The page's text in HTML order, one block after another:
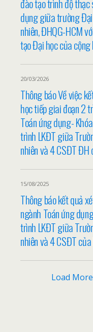
đào tạo trình độ
dụng giữa trường
nhiên, ĐHQG-HCM
tạo Đại học của
20/03/2026
Thông báo Về việc
học tiếp giai đoạn 2
Toán ứng dụng-
trình LKĐT giữa
nhiên và 4 CSĐT ĐH
15/08/2025
Thông báo kết quả
ngành Toán ứng
trình LKĐT giữa
nhiên và 4 CSĐT
Load